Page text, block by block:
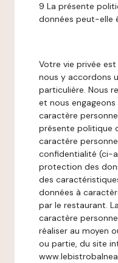
9 La présente
données peut-elle
Votre vie privée
nous y accordons
particulière. Nous
et nous
caractère
présente politique
caractère
confidentialité (ci-
protection des
des
données à
par le restaurant.
caractère
réaliser au moyen
ou partie, du site